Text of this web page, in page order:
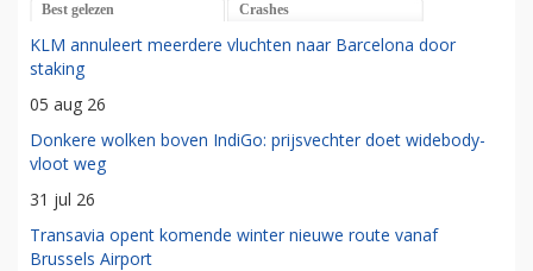
Best gelezen Crashes
KLM annuleert meerdere vluchten naar Barcelona door
staking
05 aug 26
Donkere wolken boven IndiGo: prijsvechter doet widebody-
vloot weg
31 jul 26
Transavia opent komende winter nieuwe route vanaf
Brussels Airport